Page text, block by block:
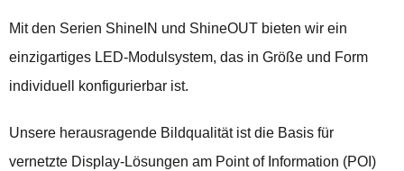
Mit den Serien ShineIN und ShineOUT bieten wir ein
einzigartiges LED-Modulsystem, das in Größe und Form
individuell konfigurierbar ist.
Unsere herausragende Bildqualität ist die Basis für
vernetzte Display-Lösungen am Point of Information (POI)